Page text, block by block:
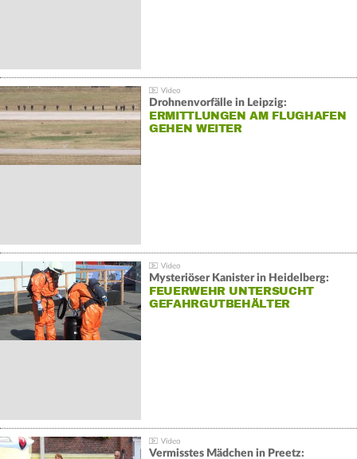
Drohnenvorfälle in Leipzig:
ERMITTLUNGEN AM FLUGHAFEN
GEHEN WEITER
Mysteriöser Kanister in Heidelberg:
FEUERWEHR UNTERSUCHT
GEFAHRGUTBEHÄLTER
Vermisstes Mädchen in Preetz: